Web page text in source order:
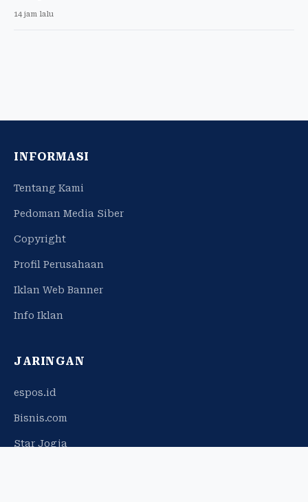
14 jam lalu
INFORMASI
Tentang Kami
Pedoman Media Siber
Copyright
Profil Perusahaan
Iklan Web Banner
Info Iklan
JARINGAN
espos.id
Bisnis.com
Star Jogja